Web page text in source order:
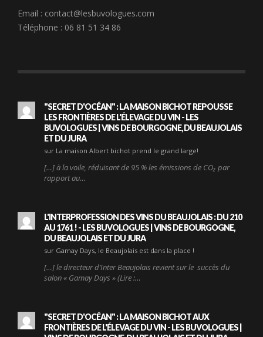
Email : contact@lesbuvologues.com
Téléphone : 06 81 51 34 86
"SECRET D'OCÉAN" : LA MAISON BICHOT REPOUSSE
LES FRONTIÈRES DE L'ÉLEVAGE DU VIN - LES
BUVOLOGUES | VINS DE BOURGOGNE, DU BEAUJOLAIS
ET DU JURA
sur La maison Albert bichot prend le grand large!
[…] à la voile, réduisant de 95 % les émissions de CO₂ par
rapport au…
L'INTERPROFESSION DES VINS DU BEAUJOLAIS : DU 210
AU 1761 ! - LES BUVOLOGUES | VINS DE BOURGOGNE,
DU BEAUJOLAIS ET DU JURA
sur Gamay Days, le Beaujolais est dans la place !
[…] le directeur d’Inter Beaujolais revient sur le succès du
salon « Gamay Days » (Lire :…
"SECRET D'OCÉAN" : LA MAISON BICHOT AUX
FRONTIÈRES DE L'ÉLEVAGE DU VIN - LES BUVOLOGUES |